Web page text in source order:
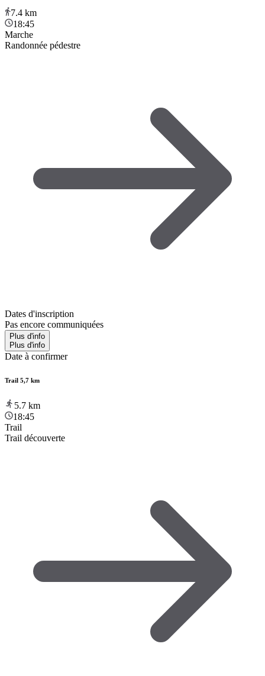
7.4 km
18:45
Marche
Randonnée pédestre
Dates d'inscription
Pas encore communiquées
Plus d'info
Plus d'info
Date à confirmer
Trail 5,7 km
5.7 km
18:45
Trail
Trail découverte